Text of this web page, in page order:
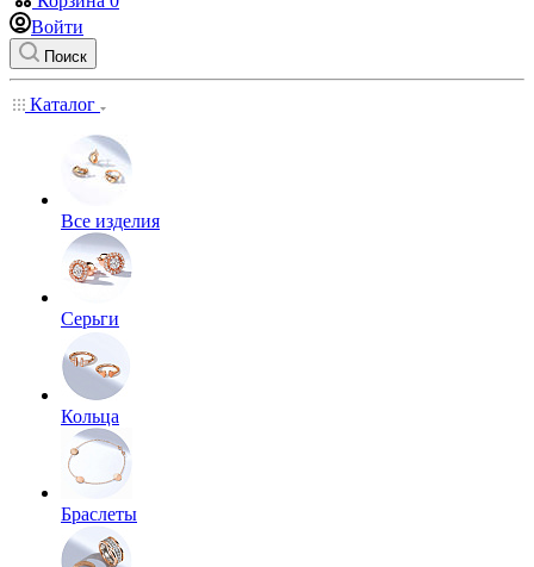
Войти
Поиск
Каталог
Все изделия
Серьги
Кольца
Браслеты